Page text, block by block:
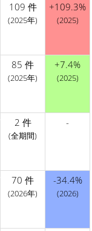
109 件
(2025年)
+109.3%
(2025)
85 件
(2025年)
+7.4%
(2025)
2 件
(全期間)
-
70 件
(2026年)
-34.4%
(2026)